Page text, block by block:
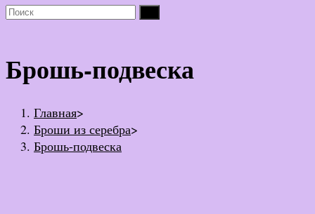
Брошь-подвеска
Главная>
Броши из серебра>
Брошь-подвеска